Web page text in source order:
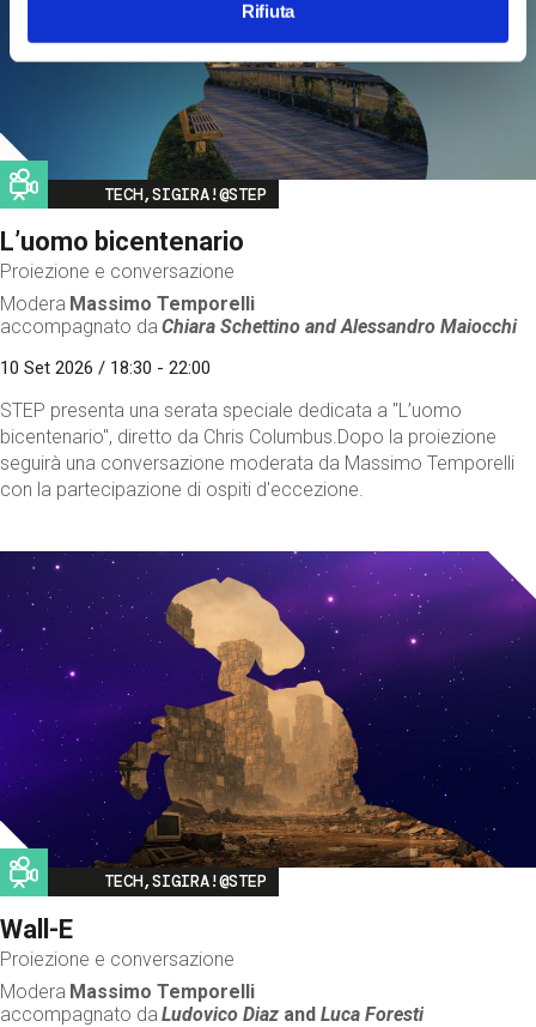
Rifiuta
Image
TECH,SIGIRA!@STEP
L’uomo bicentenario
Proiezione e conversazione
Modera Massimo Temporelli
accompagnato da Chiara Schettino andAlessandro Maiocchi
10 Set 2026 / 18:30 - 22:00
STEP presenta una serata speciale dedicata a "L’uomo
bicentenario", diretto da Chris Columbus.Dopo la proiezione
seguirà una conversazione moderata da Massimo Temporelli
con la partecipazione di ospiti d'eccezione.
Image
TECH,SIGIRA!@STEP
Wall-E
Proiezione e conversazione
Modera Massimo Temporelli
accompagnato da Ludovico Diaz andLuca Foresti